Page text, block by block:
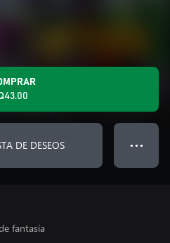
DE DESEOS ● ● ●
fantasía